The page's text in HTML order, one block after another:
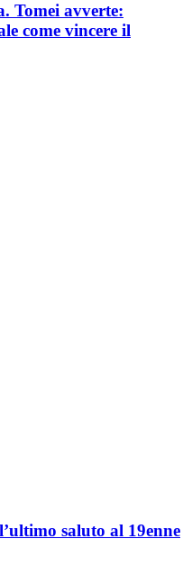
Tomei avverte:
come vincere il
saluto al 19enne